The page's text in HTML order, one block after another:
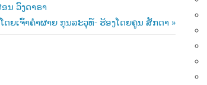
ນ ວົງດາຣາ
ດຍເຈົ້າຄຳຜາຍ ກຸນລະວຸທ໌- ຮ້ອງໂດຍຄູນ ສັກດາ